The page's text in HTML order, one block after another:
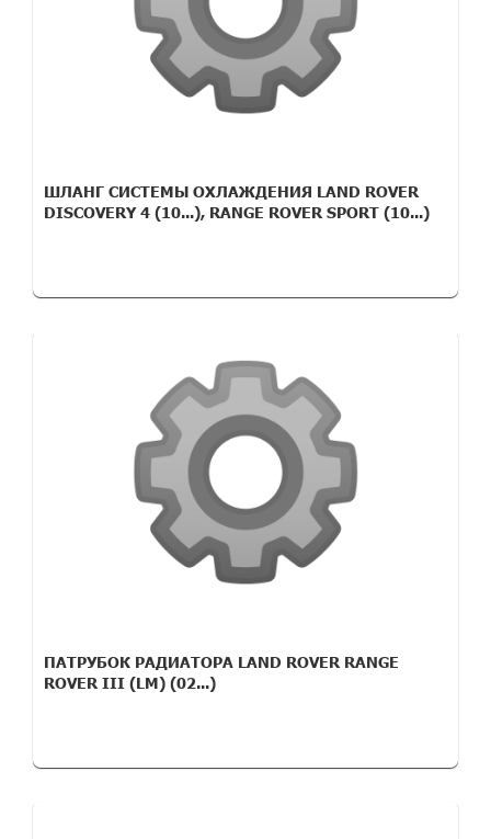
ШЛАНГ СИСТЕМЫ ОХЛАЖДЕНИЯ LAND ROVER
DISCOVERY 4 (10...), RANGE ROVER SPORT (10...)
ПАТРУБОК РАДИАТОРА LAND ROVER RANGE
ROVER III (LM) (02...)